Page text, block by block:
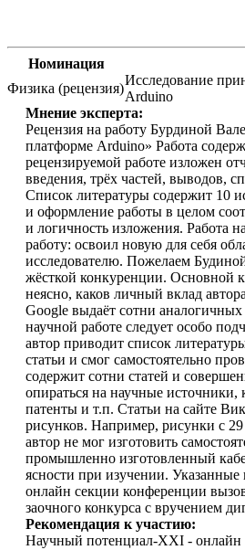
Номинация
Физика (рецензия)
Исследование
Arduino
Мнение эксперта:
Рецензия на работу Бурдиной
платформе Arduino» Работа
рецензируемой работе изложен
введения, трёх частей, выводов,
Список литературы содержит 10
и оформление работы в целом
и логичность изложения. Работа
работу: освоил новую для себя
исследователю. Пожелаем
жёсткой конкуренции. Основной
неясно, каков личный вклад
Google выдаёт сотни
научной работе следует особо
автор приводит список
статьи и смог самостоятельно
содержит сотни статей и
опираться на научные источники,
патенты и т.п. Статьи на сайте
рисунков. Например, рисунки с
автор не мог изготовить
промышленно изготовленный
ясности при изучении.
онлайн секции конференции
заочного конкурса с вручением
Рекомендация к участию:
Научный потенциал-XXI - онлайн